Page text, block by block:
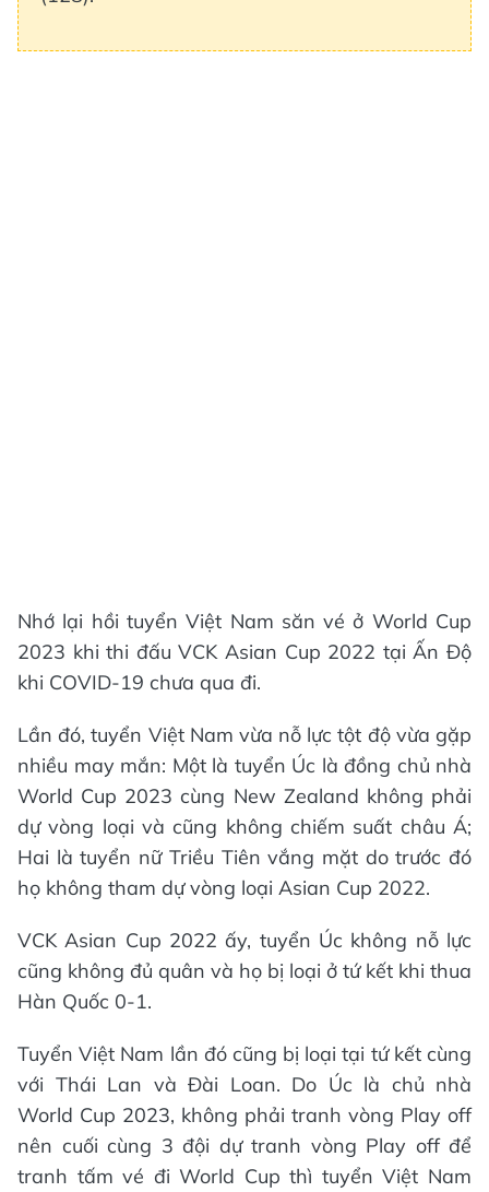
Nhớ lại hồi tuyển Việt Nam săn vé ở World Cup
2023 khi thi đấu VCK Asian Cup 2022 tại Ấn Độ
khi COVID-19 chưa qua đi.
Lần đó, tuyển Việt Nam vừa nỗ lực tột độ vừa gặp
nhiều may mắn: Một là tuyển Úc là đồng chủ nhà
World Cup 2023 cùng New Zealand không phải
dự vòng loại và cũng không chiếm suất châu Á;
Hai là tuyển nữ Triều Tiên vắng mặt do trước đó
họ không tham dự vòng loại Asian Cup 2022.
VCK Asian Cup 2022 ấy, tuyển Úc không nỗ lực
cũng không đủ quân và họ bị loại ở tứ kết khi thua
Hàn Quốc 0-1.
Tuyển Việt Nam lần đó cũng bị loại tại tứ kết cùng
với Thái Lan và Đài Loan. Do Úc là chủ nhà
World Cup 2023, không phải tranh vòng Play off
nên cuối cùng 3 đội dự tranh vòng Play off để
tranh tấm vé đi World Cup thì tuyển Việt Nam